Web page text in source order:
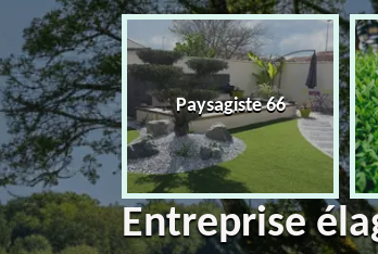
Paysagiste 66 Taille de haie
Entreprise